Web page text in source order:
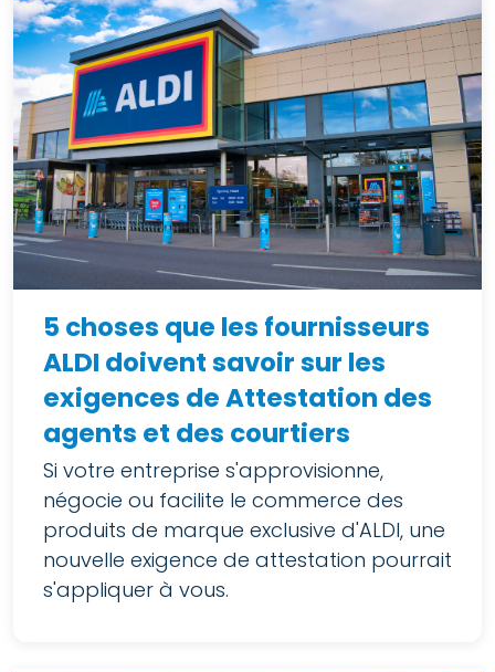
5 choses que les fournisseurs
ALDI doivent savoir sur les
exigences de Attestation des
agents et des courtiers
Si votre entreprise s'approvisionne,
négocie ou facilite le commerce des
produits de marque exclusive d'ALDI, une
nouvelle exigence de attestation pourrait
s'appliquer à vous.